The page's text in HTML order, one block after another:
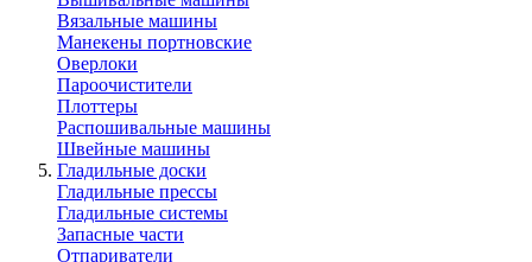
Вязальные машины
Манекены портновские
Оверлоки
Пароочистители
Плоттеры
Распошивальные машины
Швейные машины
Гладильные доски
Гладильные прессы
Гладильные системы
Запасные части
Отпариватели